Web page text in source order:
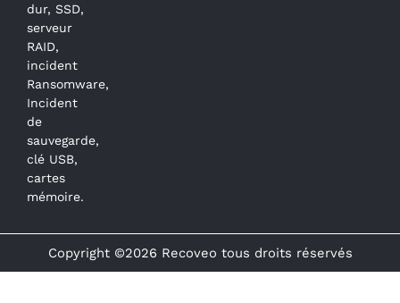
dur, SSD,
serveur
RAID,
incident
Ransomware,
Incident
de
sauvegarde,
clé USB,
cartes
mémoire.
Copyright ©2026 Recoveo tous droits réservés